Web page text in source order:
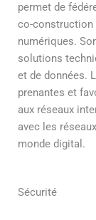
permet de
co-construction
numériques.
solutions
et de données.
prenantes et
aux réseaux
avec les
monde digital.
Sécurité